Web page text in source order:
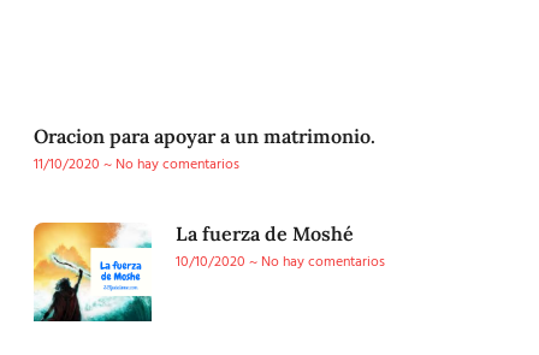
Oracion para apoyar a un matrimonio.
11/10/2020
No hay comentarios
La fuerza de Moshé
10/10/2020
No hay comentarios